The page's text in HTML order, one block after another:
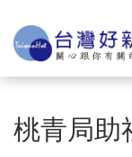
桃青局